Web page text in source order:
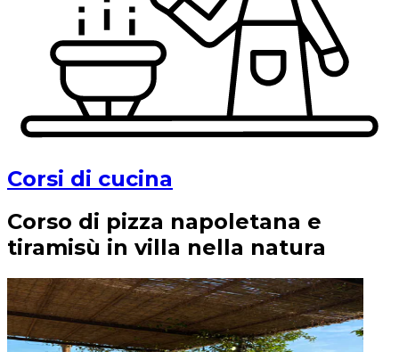
Corsi di cucina
Corso di pizza napoletana e
tiramisù in villa nella natura